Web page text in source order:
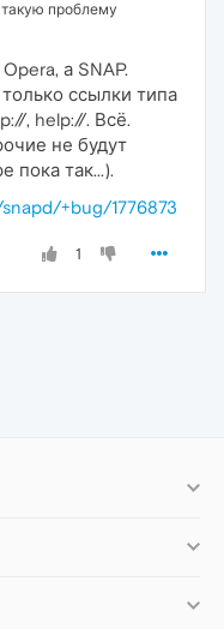
проблему
а SNAP.
ссылки типа
, help://. Всё.
не будут
пока так...).
+bug/1776873
1